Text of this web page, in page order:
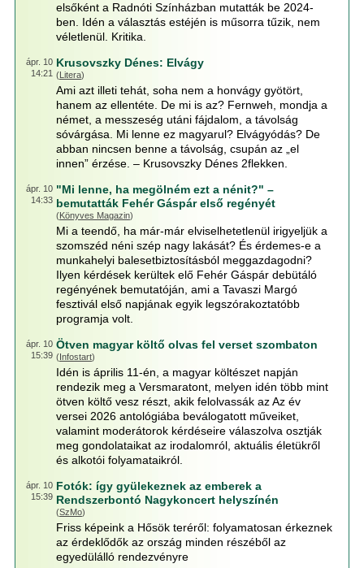
elsőként a Radnóti Színházban mutatták be 2024-
ben. Idén a választás estéjén is műsorra tűzik, nem
véletlenül. Kritika.
ápr. 10
14:21
Krusovszky Dénes: Elvágy
(Litera)
Ami azt illeti tehát, soha nem a honvágy gyötört,
hanem az ellentéte. De mi is az? Fernweh, mondja a
német, a messzeség utáni fájdalom, a távolság
sóvárgása. Mi lenne ez magyarul? Elvágyódás? De
abban nincsen benne a távolság, csupán az „el
innen” érzése. – Krusovszky Dénes 2flekken.
ápr. 10
14:33
"Mi lenne, ha megölném ezt a nénit?" –
bemutatták Fehér Gáspár első regényét
(Könyves Magazin)
Mi a teendő, ha már-már elviselhetetlenül irigyeljük a
szomszéd néni szép nagy lakását? És érdemes-e a
munkahelyi balesetbiztosításból meggazdagodni?
Ilyen kérdések kerültek elő Fehér Gáspár debütáló
regényének bemutatóján, ami a Tavaszi Margó
fesztivál első napjának egyik legszórakoztatóbb
programja volt.
ápr. 10
15:39
Ötven magyar költő olvas fel verset szombaton
(Infostart)
Idén is április 11-én, a magyar költészet napján
rendezik meg a Versmaratont, melyen idén több mint
ötven költő vesz részt, akik felolvassák az Az év
versei 2026 antológiába beválogatott műveiket,
valamint moderátorok kérdéseire válaszolva osztják
meg gondolataikat az irodalomról, aktuális életükről
és alkotói folyamataikról.
ápr. 10
15:39
Fotók: így gyülekeznek az emberek a
Rendszerbontó Nagykoncert helyszínén
(SzMo)
Friss képeink a Hősök teréről: folyamatosan érkeznek
az érdeklődők az ország minden részéből az
egyedülálló rendezvényre